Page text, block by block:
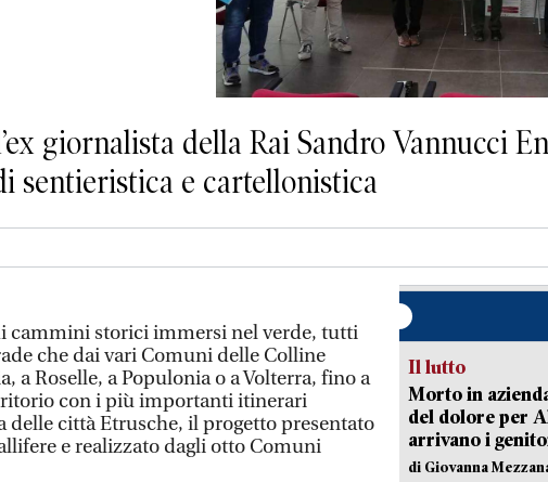
giornalista della Rai Sandro Vannucci
sentieristica e cartellonistica
cammini storici immersi nel verde, tutti
che dai vari Comuni delle Colline
a Roselle, a Populonia o a Volterra, fino a
con i più importanti itinerari
delle città Etrusche, il progetto presentato
e realizzato dagli otto Comuni
Il lutto
Morto in
del dolore per
arrivano i
di Giovanna